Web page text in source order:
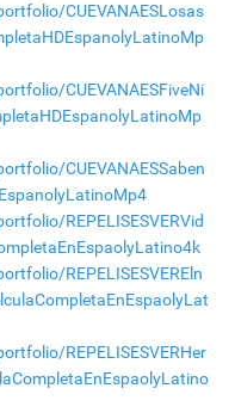
CUEVANAESLosas
CUEVANAESFiveNi
CUEVANAESSaben
REPELISESVERVid
REPELISESVEREln
REPELISESVERHer